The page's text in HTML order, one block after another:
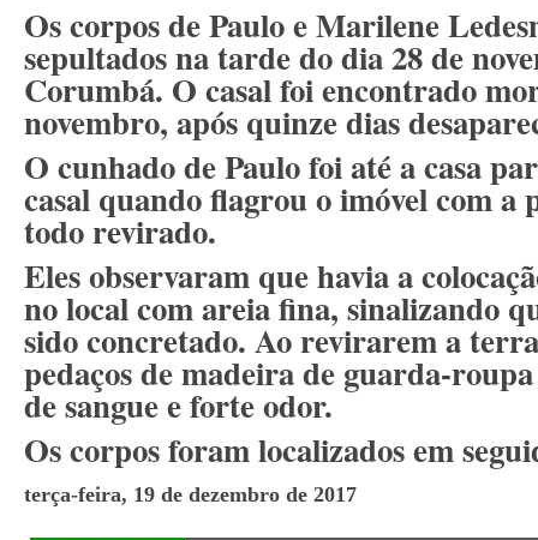
Os corpos de Paulo e Marilene
sepultados na tarde do dia 28 de
Corumbá. O casal foi encontrado
novembro, após quinze dias
O cunhado de Paulo foi até a casa
casal quando flagrou o imóvel com
todo revirado.
Eles observaram que havia a
no local com areia fina, sinalizando
sido concretado. Ao revirarem a
pedaços de madeira de guarda-
de sangue e forte odor.
Os corpos foram localizados em
terça-feira, 19 de dezembro de 2017